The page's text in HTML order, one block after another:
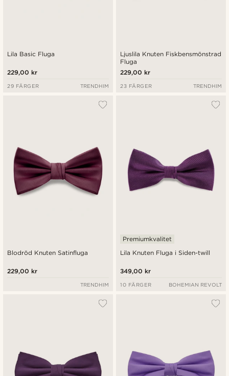
Lila Basic Fluga
229,00 kr
29 FÄRGER TRENDHIM
Ljuslila Knuten Fiskbensmönstrad
Fluga
229,00 kr
23 FÄRGER TRENDHIM
Blodröd Knuten Satinfluga
229,00 kr
TRENDHIM
Lila Knuten Fluga i Siden-twill
Premiumkvalitet
349,00 kr
10 FÄRGER BOHEMIAN REVOLT